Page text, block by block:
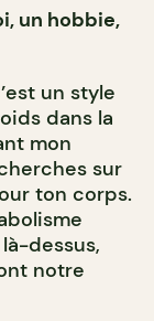
un hobbie,
un style
dans la
mon
sur
ton corps.
dessus,
notre